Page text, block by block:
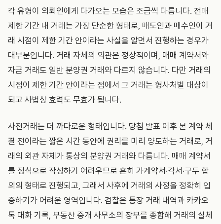
각 유형이 의뢰인에게 다가오는 모습은 조금씩 다릅니다. 전매
제한 기간 내 거래는 가장 단순한 형태로, 매도인과 매수인이 거
래 시점이 제한 기간 안이라는 사실을 알면서 진행하는 경우가
대부분입니다. 거래 자체의 외관은 정상적이며, 매매 계약서와
자금 거래도 일반 분양권 거래와 다르지 않습니다. 다만 거래의
시점이 제한 기간 안이라는 점에서 그 거래는 형사처벌 대상이
되고 사법상 효력도 무효가 됩니다.
사전거래는 더 까다로운 형태입니다. 당첨 발표 이후 본 계약 체
결 전이라는 짧은 시간 동안에 권리를 미리 양도하는 거래로, 거
래의 외관 자체가 통상의 분양권 거래와 다릅니다. 매매 계약서
를 정식으로 작성하기 어려우므로 흔히 가계약서·각서·구두 합
의의 형태로 진행되고, 그래서 사후에 거래의 사정을 정확히 입
증하기가 어려운 영역입니다. 검찰은 통장 거래 내역과 카카오
톡 대화 기록, 부동산 중개 사무소의 장부를 종합해 거래의 실체